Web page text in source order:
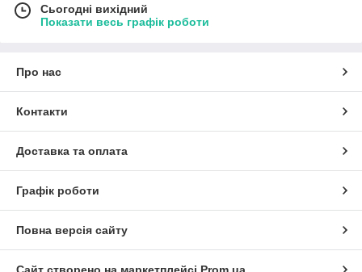
Сьогодні вихідний
Показати весь графік роботи
Про нас
Контакти
Доставка та оплата
Графік роботи
Повна версія сайту